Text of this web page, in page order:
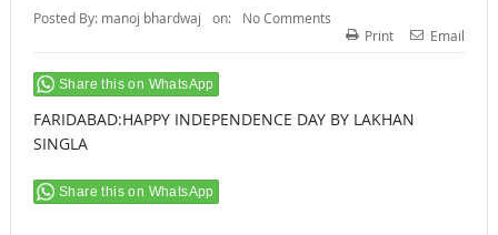
Posted By: manoj bhardwaj on:
No Comments
Print
Email
Share this on WhatsApp
FARIDABAD:HAPPY INDEPENDENCE DAY BY LAKHAN
SINGLA
Share this on WhatsApp